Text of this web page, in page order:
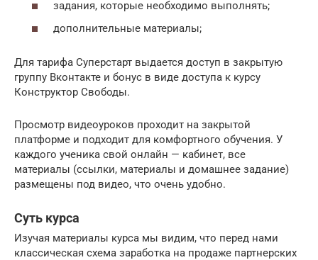
задания, которые необходимо выполнять;
дополнительные материалы;
Для тарифа Суперстарт выдается доступ в закрытую
группу Вконтакте и бонус в виде доступа к курсу
Конструктор Свободы.
Просмотр видеоуроков проходит на закрытой
платформе и подходит для комфортного обучения. У
каждого ученика свой онлайн — кабинет, все
материалы (ссылки, материалы и домашнее задание)
размещены под видео, что очень удобно.
Суть курса
Изучая материалы курса мы видим, что перед нами
классическая схема заработка на продаже партнерских